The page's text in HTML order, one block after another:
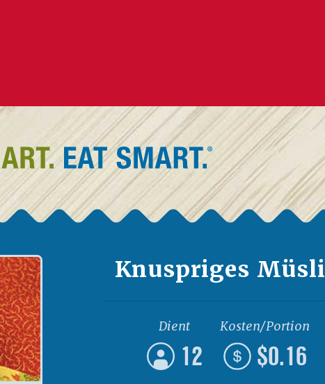
Knuspriges Müsli
Dient
12
Kosten/Portion
$0.16